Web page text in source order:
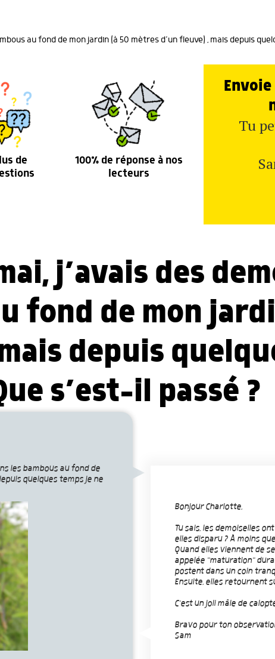
au fond de mon jardin (à 50 mètres d’un fleuve) , mais depuis
de
100% de réponse à nos
lecteurs
Tu
j’avais des
fond de mon
depuis
s’est-il passé ?
les bambous au fond de
quelques temps je ne
Bonjour Charlotte,
Tu sais, les demoiselles
elles disparu ? À moins
Quand elles viennent de
appelée "maturation"
postent dans un coin
Ensuite, elles retournent
C'est un joli mâle de
Bravo pour ton
Sam